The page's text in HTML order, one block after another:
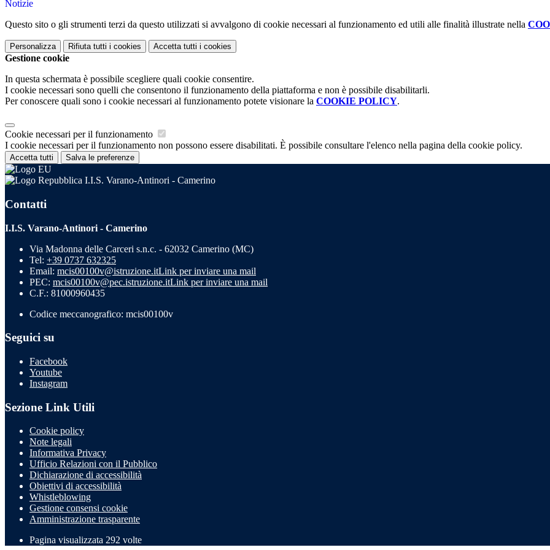
Notizie
Questo sito o gli strumenti terzi da questo utilizzati si avvalgono di cookie necessari al funzionamento ed utili alle finalità illustrate nella
Personalizza Rifiuta tutti i cookies Accetta tutti i cookies
Gestione cookie
In questa schermata è possibile scegliere quali cookie consentire.
I cookie necessari sono quelli che consentono il funzionamento della piattaforma e non è possibile disabilitarli.
Per conoscere quali sono i cookie necessari al funzionamento potete visionare la COOKIE POLICY.
Cookie necessari per il funzionamento
I cookie necessari per il funzionamento non possono essere disabilitati. È possibile consultare l'elenco nella pagina della cookie policy.
Accetta tutti Salva le preferenze
I.I.S. Varano-Antinori - Camerino
Contatti
I.I.S. Varano-Antinori - Camerino
Via Madonna delle Carceri s.n.c. - 62032 Camerino (MC)
Tel: +39 0737 632325
Email: mcis00100v@istruzione.itLink per inviare una mail
PEC: mcis00100v@pec.istruzione.itLink per inviare una mail
C.F.: 81000960435
Codice meccanografico: mcis00100v
Seguici su
Facebook
Youtube
Instagram
Sezione Link Utili
Cookie policy
Note legali
Informativa Privacy
Ufficio Relazioni con il Pubblico
Dichiarazione di accessibilità
Obiettivi di accessibilità
Whistleblowing
Gestione consensi cookie
Amministrazione trasparente
Pagina visualizzata 292 volte